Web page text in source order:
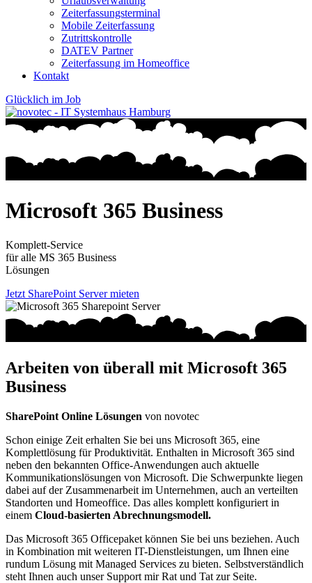
Zeiterfassungsterminal
Mobile Zeiterfassung
Zutrittskontrolle
DATEV Partner
Zeiterfassung im Homeoffice
Kontakt
Glücklich im Job
Microsoft 365 Business
Komplett-Service
für alle MS 365 Business
Lösungen
Jetzt SharePoint Server mieten
Arbeiten von überall mit Microsoft 365
Business
SharePoint Online Lösungen von novotec
Schon einige Zeit erhalten Sie bei uns Microsoft 365, eine
Komplettlösung für Produktivität. Enthalten in Microsoft 365 sind
neben den bekannten Office-Anwendungen auch aktuelle
Kommunikationslösungen von Microsoft. Die Schwerpunkte liegen
dabei auf der Zusammenarbeit im Unternehmen, auch an verteilten
Standorten und Homeoffice. Das alles komplett konfiguriert in
einem Cloud-basierten Abrechnungsmodell.
Das Microsoft 365 Officepaket können Sie bei uns beziehen. Auch
in Kombination mit weiteren IT-Dienstleistungen, um Ihnen eine
rundum Lösung mit Managed Services zu bieten. Selbstverständlich
steht Ihnen auch unser Support mir Rat und Tat zur Seite.